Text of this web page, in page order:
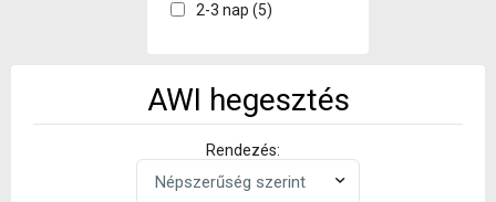
2-3 nap (5)
AWI hegesztés
Rendezés: